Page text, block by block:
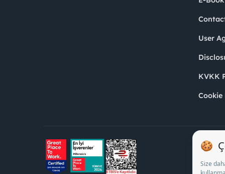
User
KVKK
Cookie